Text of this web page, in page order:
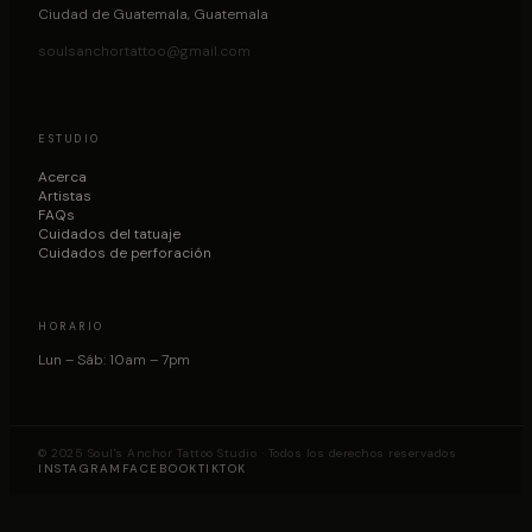
Ciudad de Guatemala, Guatemala
soulsanchortattoo@gmail.com
ESTUDIO
Acerca
Artistas
FAQs
Cuidados del tatuaje
Cuidados de perforación
HORARIO
Lun – Sáb: 10am – 7pm
© 2025 Soul's Anchor Tattoo Studio · Todos los derechos reservados
INSTAGRAM FACEBOOKTIKTOK